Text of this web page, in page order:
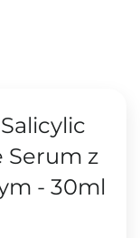
Serum z
- 30ml